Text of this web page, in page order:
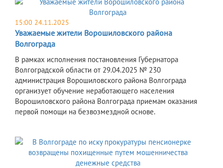
15:00 24.11.2025
Уважаемые жители Ворошиловского района
Волгограда
В рамках исполнения постановления Губернатора
Волгоградской области от 29.04.2025 № 230
администрация Ворошиловского района Волгограда
организует обучение неработающего населения
Ворошиловского района Волгограда приемам оказания
первой помощи на безвозмездной основе.